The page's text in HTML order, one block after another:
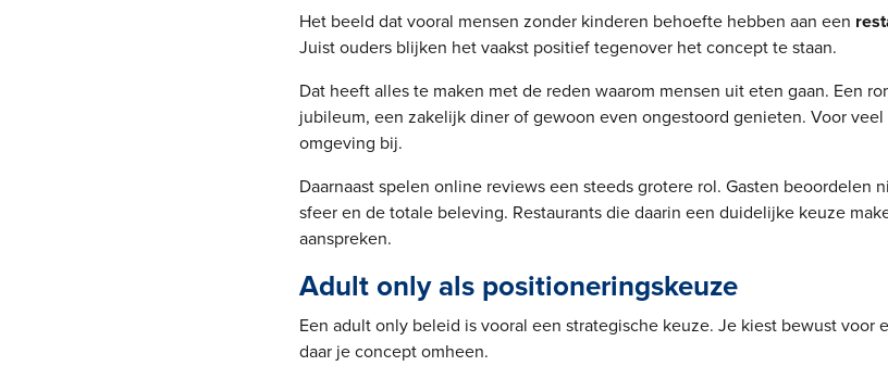
Het beeld dat vooral mensen zonder kinderen behoefte hebben aan een
Juist ouders blijken het vaakst positief tegenover het concept te staan.
Dat heeft alles te maken met de reden waarom mensen uit eten gaan. Een
jubileum, een zakelijk diner of gewoon even ongestoord genieten. Voor
omgeving bij.
Daarnaast spelen online reviews een steeds grotere rol. Gasten beoordelen
sfeer en de totale beleving. Restaurants die daarin een duidelijke keuze
aanspreken.
Adult only als positioneringskeuze
Een adult only beleid is vooral een strategische keuze. Je kiest bewust voor
daar je concept omheen.